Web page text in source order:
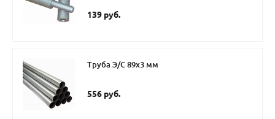
139 руб.
Труба Э/С 89х3 мм
556 руб.